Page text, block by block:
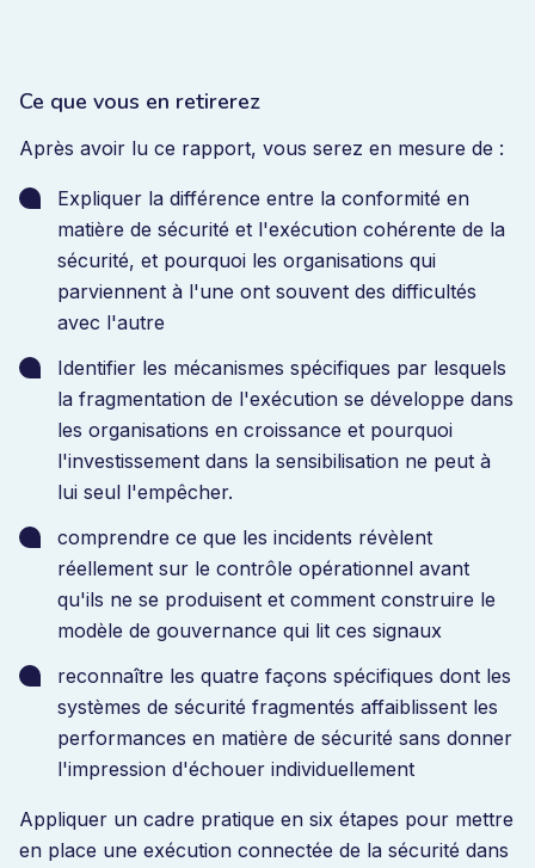
Ce que vous en retirerez
Après avoir lu ce rapport, vous serez en mesure de :
Expliquer la différence entre la conformité en
matière de sécurité et l'exécution cohérente de la
sécurité, et pourquoi les organisations qui
parviennent à l'une ont souvent des difficultés
avec l'autre
Identifier les mécanismes spécifiques par lesquels
la fragmentation de l'exécution se développe dans
les organisations en croissance et pourquoi
l'investissement dans la sensibilisation ne peut à
lui seul l'empêcher.
comprendre ce que les incidents révèlent
réellement sur le contrôle opérationnel avant
qu'ils ne se produisent et comment construire le
modèle de gouvernance qui lit ces signaux
reconnaître les quatre façons spécifiques dont les
systèmes de sécurité fragmentés affaiblissent les
performances en matière de sécurité sans donner
l'impression d'échouer individuellement
Appliquer un cadre pratique en six étapes pour mettre
en place une exécution connectée de la sécurité dans